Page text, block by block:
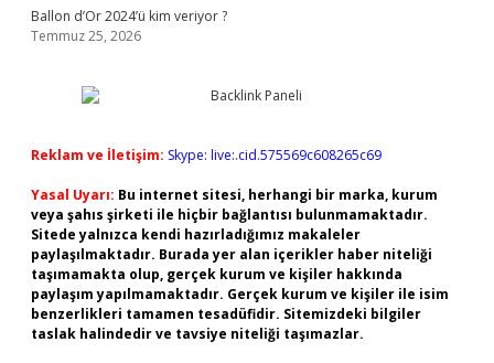
Ballon d’Or 2024’ü kim veriyor ?
Temmuz 25, 2026
Reklam ve İletişim: Skype: live:.cid.575569c608265c69
Yasal Uyarı: Bu internet sitesi, herhangi bir marka, kurum
veya şahıs şirketi ile hiçbir bağlantısı bulunmamaktadır.
Sitede yalnızca kendi hazırladığımız makaleler
paylaşılmaktadır. Burada yer alan içerikler haber niteliği
taşımamakta olup, gerçek kurum ve kişiler hakkında
paylaşım yapılmamaktadır. Gerçek kurum ve kişiler ile isim
benzerlikleri tamamen tesadüfidir. Sitemizdeki bilgiler
taslak halindedir ve tavsiye niteliği taşımazlar.